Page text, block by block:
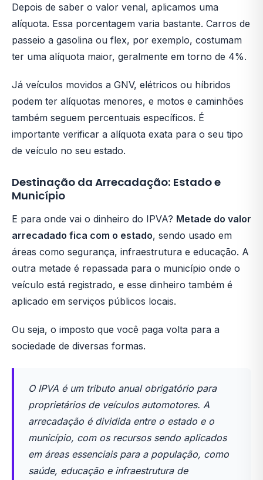
Depois de saber o valor venal, aplicamos uma
alíquota. Essa porcentagem varia bastante. Carros de
passeio a gasolina ou flex, por exemplo, costumam
ter uma alíquota maior, geralmente em torno de 4%.
Já veículos movidos a GNV, elétricos ou híbridos
podem ter alíquotas menores, e motos e caminhões
também seguem percentuais específicos. É
importante verificar a alíquota exata para o seu tipo
de veículo no seu estado.
Destinação da Arrecadação: Estado e
Município
E para onde vai o dinheiro do IPVA? Metade do valor
arrecadado fica com o estado, sendo usado em
áreas como segurança, infraestrutura e educação. A
outra metade é repassada para o município onde o
veículo está registrado, e esse dinheiro também é
aplicado em serviços públicos locais.
Ou seja, o imposto que você paga volta para a
sociedade de diversas formas.
O IPVA é um tributo anual obrigatório para
proprietários de veículos automotores. A
arrecadação é dividida entre o estado e o
município, com os recursos sendo aplicados
em áreas essenciais para a população, como
saúde, educação e infraestrutura de